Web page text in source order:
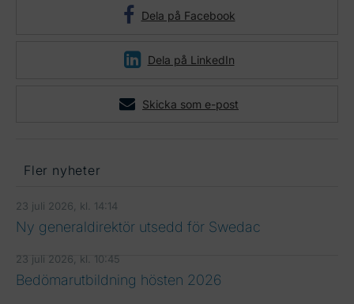
Dela på Facebook
Dela på LinkedIn
Skicka som e-post
Fler nyheter
23 juli 2026, kl. 14:14
Ny generaldirektör utsedd för Swedac
23 juli 2026, kl. 10:45
Bedömarutbildning hösten 2026